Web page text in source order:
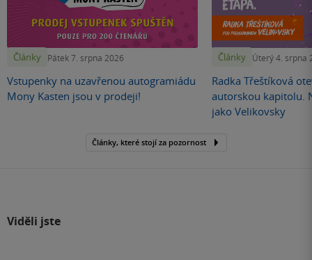
Články Pátek 7. srpna 2026
Vstupenky na uzavřenou autogramiádu
Mony Kasten jsou v prodeji!
Články Úterý 4. srpna
Radka Třeštíková
autorskou kapitolu.
jako Velikovsky
Články, které stojí za pozornost
Viděli jste